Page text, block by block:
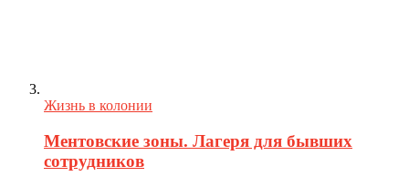
Жизнь в колонии
Ментовские зоны. Лагеря для бывших
сотрудников